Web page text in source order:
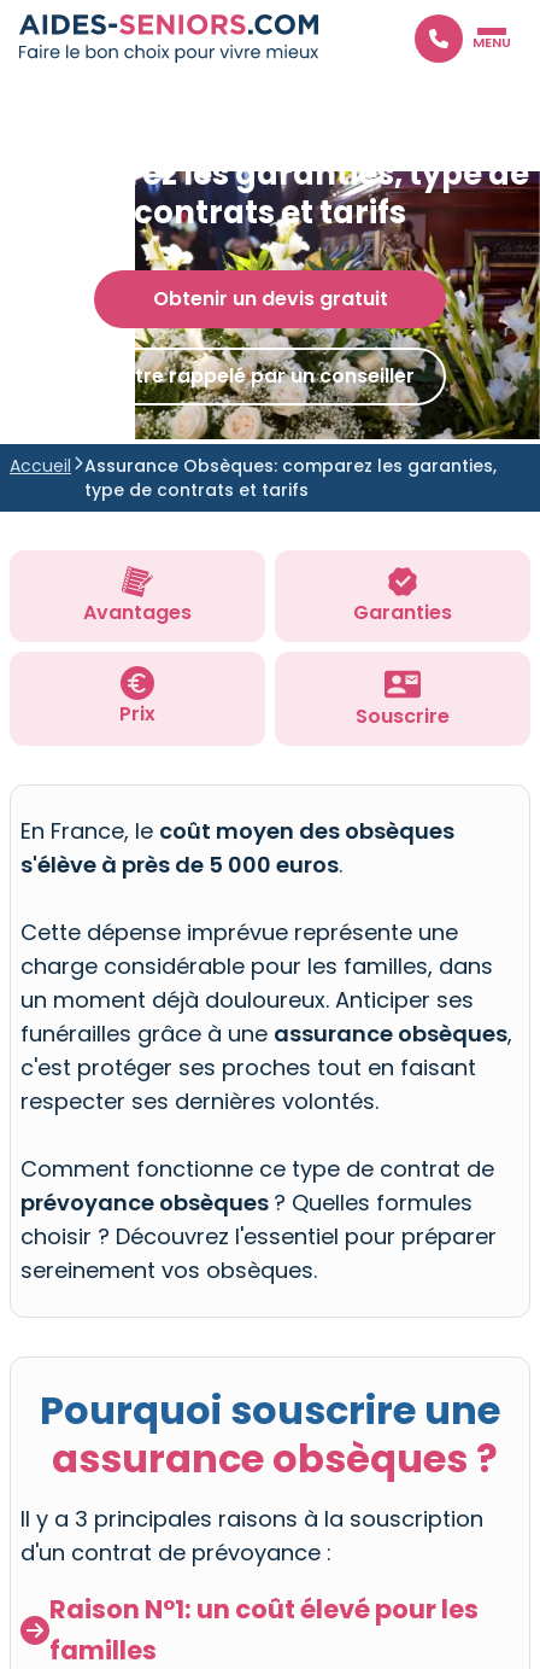
 MENU
comparez les garanties, type de
contrats et tarifs
Obtenir un devis gratuit
Etre rappelé par un conseiller
Accueil Assurance Obsèques: comparez les garanties,
type de contrats et tarifs
Avantages Garanties
Prix Souscrire
En France, le coût moyen des obsèques
s'élève à près de 5 000 euros.
Cette dépense imprévue représente une
charge considérable pour les familles, dans
un moment déjà douloureux. Anticiper ses
funérailles grâce à une assurance obsèques,
c'est protéger ses proches tout en faisant
respecter ses dernières volontés.
Comment fonctionne ce type de contrat de
prévoyance obsèques ? Quelles formules
choisir ? Découvrez l'essentiel pour préparer
sereinement vos obsèques.
Pourquoi souscrire une
assurance obsèques ?
Il y a 3 principales raisons à la souscription
d'un contrat de prévoyance :

Raison N°1: un coût élevé pour les
familles